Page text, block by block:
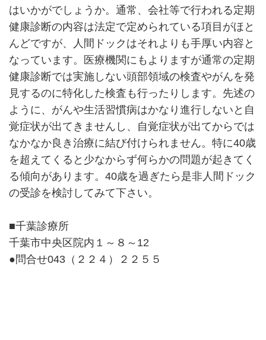
はいかがでしょうか。通常、会社等で行われる定期
健康診断の内容は法定で定められている項目がほと
んどですが、人間ドックはそれよりも手厚い内容と
なっています。医療機関にもよりますが通常の定期
健康診断では実施しない頭部領域の検査やがんを発
見するのに特化した検査も行ったりします。先述の
ように、がんや生活習慣病はかなり進行しないと自
覚症状が出てきませんし、自覚症状が出てからでは
なかなか良き治療に結び付けられません。特に40歳
を超えてくると少なからず何らかの問題が起きてく
る傾向があります。40歳を過ぎたら是非人間ドック
の受診を検討してみて下さい。
■千葉診療所
千葉市中央区院内１～８～12
●問合せ043（２２４）２２５５